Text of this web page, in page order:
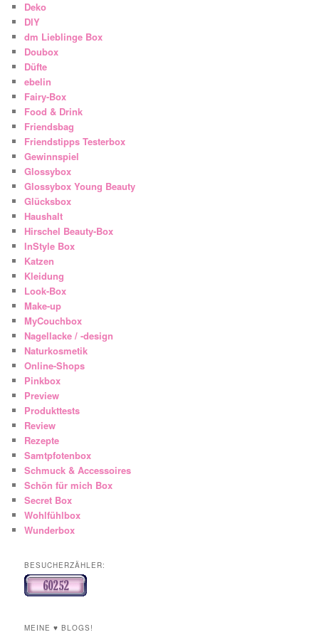
Deko
DIY
dm Lieblinge Box
Doubox
Düfte
ebelin
Fairy-Box
Food & Drink
Friendsbag
Friendstipps Testerbox
Gewinnspiel
Glossybox
Glossybox Young Beauty
Glücksbox
Haushalt
Hirschel Beauty-Box
InStyle Box
Katzen
Kleidung
Look-Box
Make-up
MyCouchbox
Nagellacke / -design
Naturkosmetik
Online-Shops
Pinkbox
Preview
Produkttests
Review
Rezepte
Samtpfotenbox
Schmuck & Accessoires
Schön für mich Box
Secret Box
Wohlfühlbox
Wunderbox
BESUCHERZÄHLER:
MEINE ♥ BLOGS!